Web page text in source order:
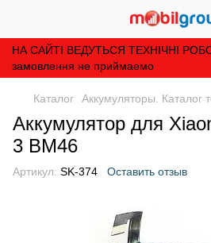
НА САЙТІ ВЕДУТЬСЯ ТЕХНІЧНІ
замовлення не приймаемо
Каталог Аккумуляторы. Каталог
Аккумулятор для
3 BM46
Артикул: SK-374 Оставить отзыв